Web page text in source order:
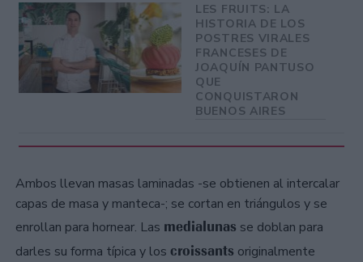
LES FRUITS: LA
HISTORIA DE LOS
POSTRES VIRALES
FRANCESES DE
JOAQUÍN PANTUSO
QUE
CONQUISTARON
BUENOS AIRES
Ambos llevan masas laminadas -se obtienen al intercalar
capas de masa y manteca-; se cortan en triángulos y se
enrollan para hornear. Las medialunas se doblan para
darles su forma típica y los croissants originalmente